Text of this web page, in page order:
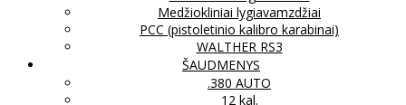
Medžiokliniai lygiavamzdžiai
PCC (pistoletinio kalibro karabinai)
WALTHER RS3
ŠAUDMENYS
.380 AUTO
12 kal.